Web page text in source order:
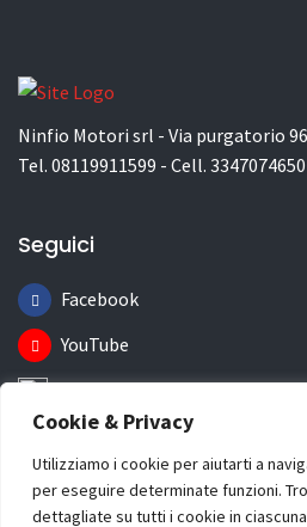
Cookie & Privacy
Utilizziamo i cookie per aiutarti a
per eseguire determinate funzioni.
dettagliate su tutti i cookie in
Ninfio Motori srl - Via purgatorio
Tel. 08119911599 - Cell.
Seguici
Facebook
YouTube
Instagram
Informazioni
Chi Siamo